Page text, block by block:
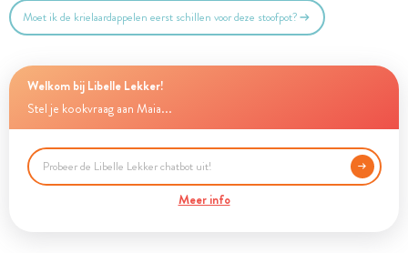
Moet ik de krielaardappelen eerst schillen voor deze stoofpot?
Welkom bij Libelle Lekker!
Stel je kookvraag aan Maia...
Meer info